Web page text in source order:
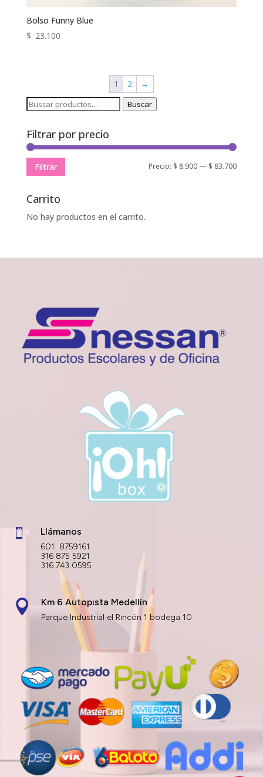
Bolso Funny Blue
$ 23.100
1 2
→
Buscar
Buscar
Filtrar por precio
Precio
Precio
Filtrar Precio: $ 8.900 — $ 83.700
Carrito
No hay productos en el carrito.
 Llámanos
601 8759161
316 875 5921
316 743 0595
 Km 6 Autopista Medellín
Parque Industrial el Rincón 1 bodega 10